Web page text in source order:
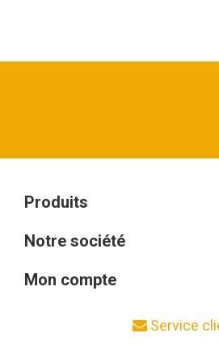
Produits
Notre société
Mon compte
Service